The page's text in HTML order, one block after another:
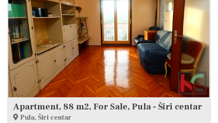
Apartment, 88 m2, For Sale, Pula - Širi centar
Pula, Širi centar